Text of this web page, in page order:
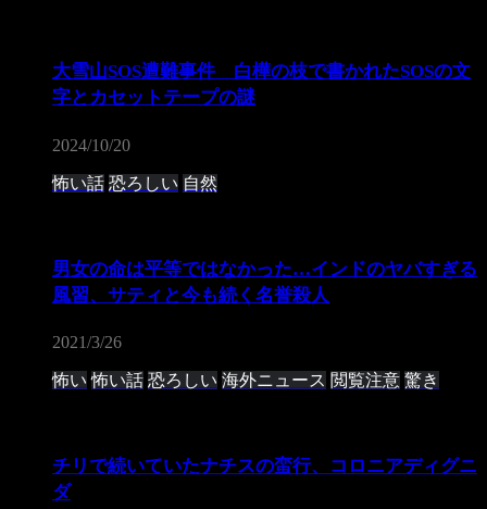
大雪山SOS遭難事件 白樺の枝で書かれたSOSの文
字とカセットテープの謎
2024/10/20
怖い話 恐ろしい 自然
男女の命は平等ではなかった…インドのヤバすぎる
風習、サティと今も続く名誉殺人
2021/3/26
怖い 怖い話 恐ろしい 海外ニュース 閲覧注意 驚き
チリで続いていたナチスの蛮行、コロニアディグニ
ダ